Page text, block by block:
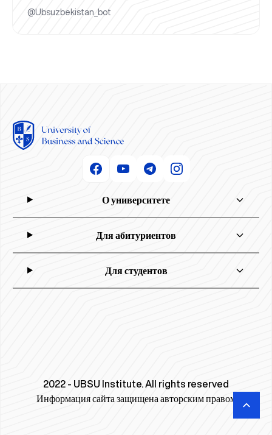
@Ubsuzbekistan_bot
О университете
Для абитуриентов
Для студентов
2022 - UBSU Institute. All rights reserved
Информация сайта защищена авторским правом